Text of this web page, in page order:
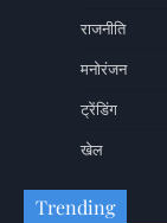
राजनीति
मनोरंजन
ट्रेंडिंग
खेल
Trending